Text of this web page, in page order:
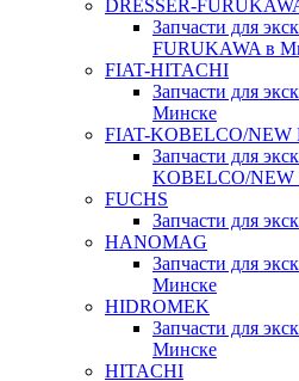
DRESSER-
Запчасти для
FURUKAWA в
FIAT-HITACHI
Запчасти для
Минске
FIAT-KOBELCO/
Запчасти для
KOBELCO/
FUCHS
Запчасти для
HANOMAG
Запчасти для
Минске
HIDROMEK
Запчасти для
Минске
HITACHI